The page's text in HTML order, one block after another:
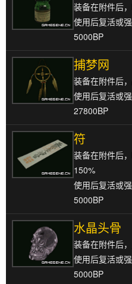
装备在附件后
使用后复活或
5000BP
捕梦网
装备在附件后
使用后复活或
27800BP
符
装备在附件后
150%
使用后复活或
5000BP
水晶头骨
装备在附件后
使用后复活或
5000BP